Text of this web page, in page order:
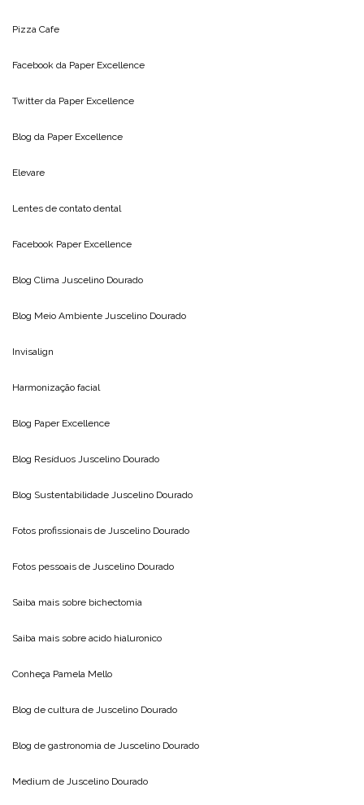
Pizza Cafe
Facebook da Paper Excellence
Twitter da Paper Excellence
Blog da Paper Excellence
Elevare
Lentes de contato dental
Facebook Paper Excellence
Blog Clima Juscelino Dourado
Blog Meio Ambiente Juscelino Dourado
Invisalign
Harmonização facial
Blog Paper Excellence
Blog Resíduos Juscelino Dourado
Blog Sustentabilidade Juscelino Dourado
Fotos profissionais de Juscelino Dourado
Fotos pessoais de Juscelino Dourado
Saiba mais sobre bichectomia
Saiba mais sobre acido hialuronico
Conheça Pamela Mello
Blog de cultura de Juscelino Dourado
Blog de gastronomia de Juscelino Dourado
Medium de Juscelino Dourado